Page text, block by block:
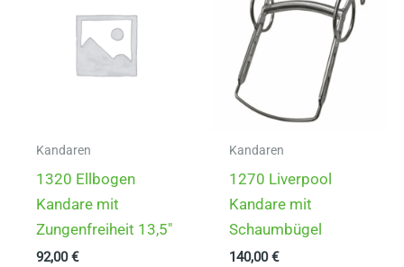
Kandaren
1320 Ellbogen
Kandare mit
Zungenfreiheit 13,5″
92,00€
Kandaren
1270 Liverpool
Kandare mit
Schaumbügel
140,00€